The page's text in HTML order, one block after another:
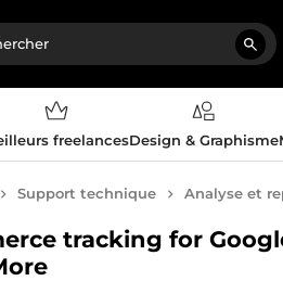
freelancesDesign & Graphisme
Support technique Analyse et
tracking for